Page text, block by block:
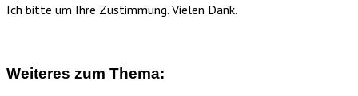
Ich bitte um Ihre Zustimmung. Vielen Dank.
Weiteres zum Thema: